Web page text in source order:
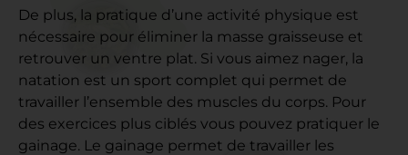
De plus, la pratique d’une activité physique est
nécessaire pour éliminer la masse graisseuse et
retrouver un ventre plat. Si vous aimez nager, la
natation est un sport complet qui permet de
travailler l’ensemble des muscles du corps. Pour
des exercices plus ciblés vous pouvez pratiquer le
gainage. Le gainage permet de travailler les